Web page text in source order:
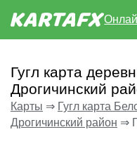
Гугл карта
Дрогичинский
Карты ⇒ Гугл карта
Дрогичинский район ⇒